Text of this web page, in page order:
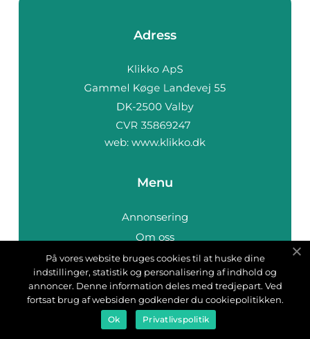
Adress
web: www.klikko.dk
Menu
Annonsering
Om oss
Cookies
Kontakta oss
Sitemap
På vores website bruges cookies til at huske dine
indstillinger, statistik og personalisering af indhold og
annoncer. Denne information deles med tredjepart. Ved
fortsat brug af websiden godkender du cookiepolitikken.
Ok Privatlivspolitik